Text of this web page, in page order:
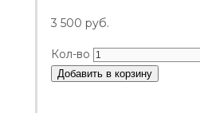
3 500 руб.
Кол-во
Добавить в корзину